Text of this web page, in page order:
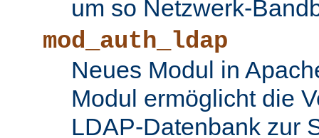
um so Netzwerk-
mod_auth_ldap
Neues Modul in
Modul ermöglicht die
LDAP-Datenbank zur